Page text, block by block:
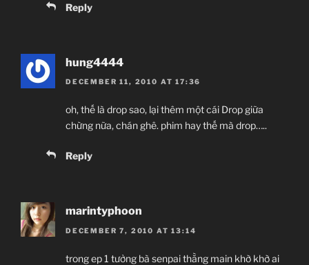
Reply
hung4444
DECEMBER 11, 2010 AT 17:36
oh, thế là drop sao, lại thêm một cái Drop giữa
chừng nữa, chán ghê. phim hay thế mà drop…..
Reply
marintyphoon
DECEMBER 7, 2010 AT 13:14
trong ep 1 tưởng bà senpai thằng main khờ khờ ai